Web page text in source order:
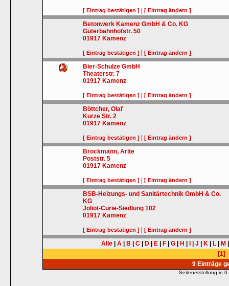
[ Eintrag bestätigen ] |[ Eintrag ändern ]
Betonwerk Kamenz GmbH & Co. KG
Güterbahnhofstr. 50
01917 Kamenz
[ Eintrag bestätigen ] |[ Eintrag ändern ]
Bier-Schulze GmbH
Theaterstr. 7
01917 Kamenz
[ Eintrag bestätigen ] |[ Eintrag ändern ]
Böttcher, Olaf
Kurze Str. 2
01917 Kamenz
[ Eintrag bestätigen ] |[ Eintrag ändern ]
Brockmann, Arite
Poststr. 5
01917 Kamenz
[ Eintrag bestätigen ] |[ Eintrag ändern ]
BSB-Heizungs- und Sanitärtechnik GmbH & Co.
KG
Joliot-Curie-Siedlung 102
01917 Kamenz
[ Eintrag bestätigen ] |[ Eintrag ändern ]
Alle A B C D E F G H J K L M
[1]
9 Einträge
Seitenerstellung in